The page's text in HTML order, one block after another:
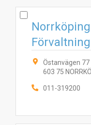
Östanvägen 77
603 75
011-319200